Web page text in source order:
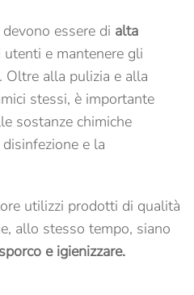
essere di alta
e mantenere gli
Oltre alla pulizia e alla
stessi, è importante
sostanze chimiche
e la
utilizzi prodotti di qualità
allo stesso tempo, siano
e igienizzare.